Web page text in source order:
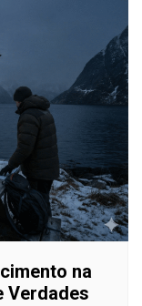
na
Verdades